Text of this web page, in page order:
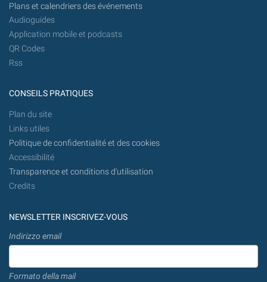
Plans et calendriers des événements
Audioguides
Application mobile et podcasts
QR Codes
Rss
CONSEILS PRATIQUES
Plan du site
Links utiles
Politique de confidentialité et des cookies
Accessibilité
Transparence et conditions d'utilisation
Credits
NEWSLETTER INSCRIVEZ-VOUS
Indirizzo email
Formato della mail